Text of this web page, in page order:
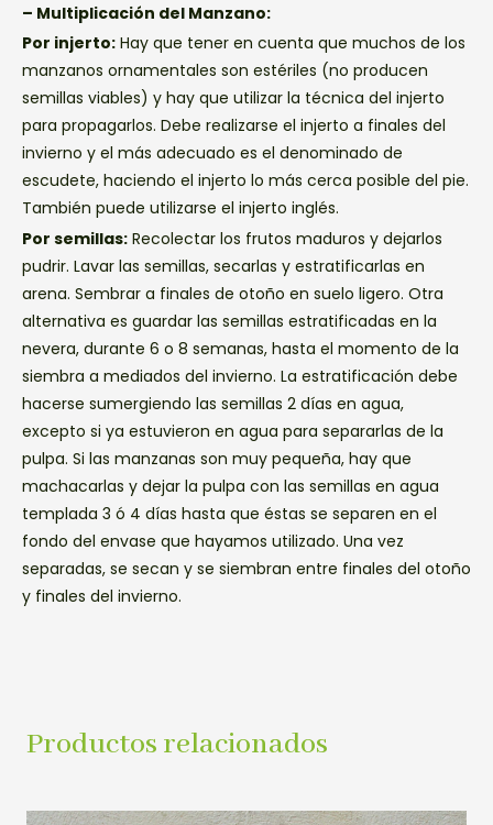
– Multiplicación del Manzano:
Por injerto: Hay que tener en cuenta que muchos de los
manzanos ornamentales son estériles (no producen
semillas viables) y hay que utilizar la técnica del injerto
para propagarlos. Debe realizarse el injerto a finales del
invierno y el más adecuado es el denominado de
escudete, haciendo el injerto lo más cerca posible del pie.
También puede utilizarse el injerto inglés.
Por semillas: Recolectar los frutos maduros y dejarlos
pudrir. Lavar las semillas, secarlas y estratificarlas en
arena. Sembrar a finales de otoño en suelo ligero. Otra
alternativa es guardar las semillas estratificadas en la
nevera, durante 6 o 8 semanas, hasta el momento de la
siembra a mediados del invierno. La estratificación debe
hacerse sumergiendo las semillas 2 días en agua,
excepto si ya estuvieron en agua para separarlas de la
pulpa. Si las manzanas son muy pequeña, hay que
machacarlas y dejar la pulpa con las semillas en agua
templada 3 ó 4 días hasta que éstas se separen en el
fondo del envase que hayamos utilizado. Una vez
separadas, se secan y se siembran entre finales del otoño
y finales del invierno.
Productos relacionados